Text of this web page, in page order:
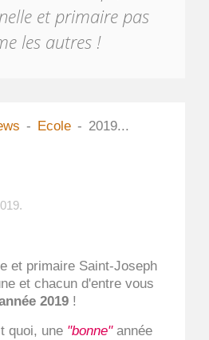
et primaire pas
les autres !
Ecole 2019...
.
et primaire Saint-Joseph
et chacun d'entre vous
2019 !
quoi, une "bonne"année